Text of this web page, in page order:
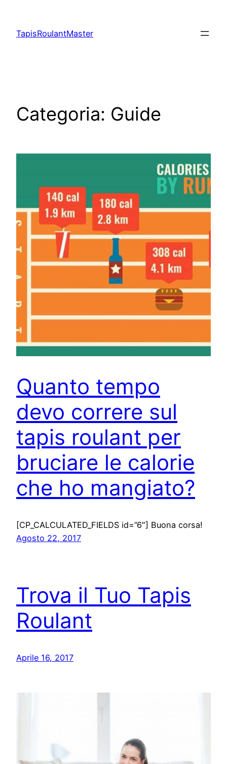
contenuto
TapisRoulantMaster
Categoria: Guide
Quanto tempo
devo correre sul
tapis roulant per
bruciare le calorie
che ho mangiato?
[CP_CALCULATED_FIELDS id=”6″] Buona corsa!
Agosto 22, 2017
Trova il Tuo Tapis
Roulant
Aprile 16, 2017